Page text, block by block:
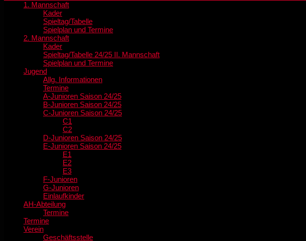
1. Mannschaft
Kader
Spieltag/Tabelle
Spielplan und Termine
2. Mannschaft
Kader
Spieltag/Tabelle 24/25 II. Mannschaft
Spielplan und Termine
Jugend
Allg. Informationen
Termine
A-Junioren Saison 24/25
B-Junioren Saison 24/25
C-Junioren Saison 24/25
C1
C2
D-Junioren Saison 24/25
E-Junioren Saison 24/25
E1
E2
E3
F-Junioren
G-Junioren
Einlaufkinder
AH-Abteilung
Termine
Termine
Verein
Geschäftsstelle